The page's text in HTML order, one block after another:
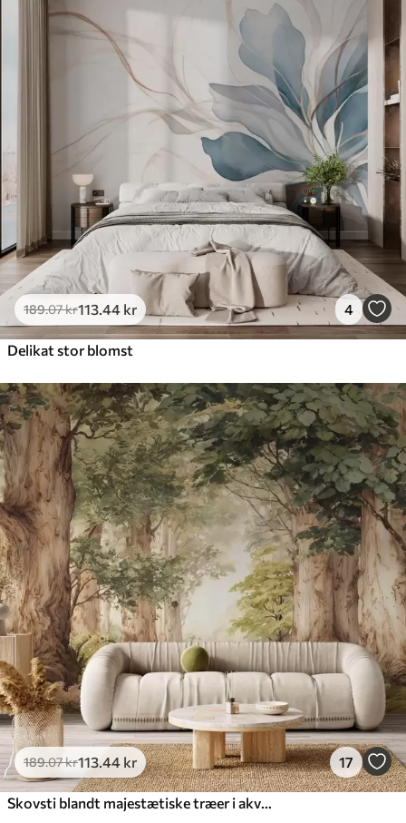
189.07kr113 .44 kr 4
Delikat stor blomst
189.07kr113.44 kr 17